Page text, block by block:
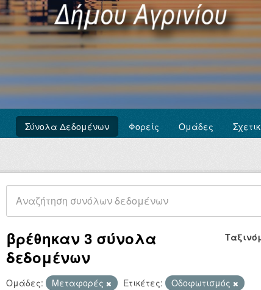
Σύνολα Δεδομένων Φορείς Ομάδες
βρέθηκαν 3 σύνολα
δεδομένων
Ομάδες: Μεταφορές Ετικέτες: Οδοφωτισμός